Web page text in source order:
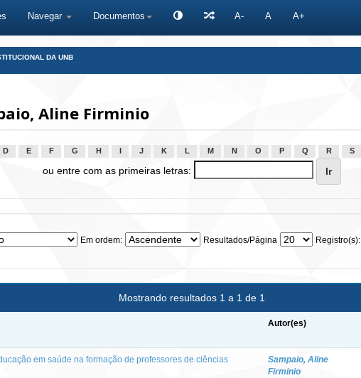
Navegar Documentos A- A A+
DA UNB
Aline Firminio
D E F G H J K L M N O P Q R S
ou entre com as primeiras letras:
Em ordem: Resultados/Página Registro(s):
Mostrando resultados 1 a 1 de 1
Autor(es)
em saúde na formação de professores de ciências
Sampaio, Aline
Firminio